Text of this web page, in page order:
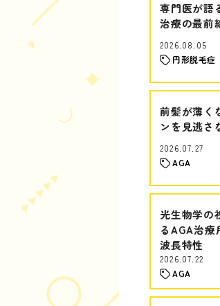
専門医が語
治療の最前
2026.08.05
円形脱毛症
前髪が薄く
ンを見逃さ
2026.07.27
AGA
光生物学の
るAGA治療
波長特性
2026.07.22
AGA